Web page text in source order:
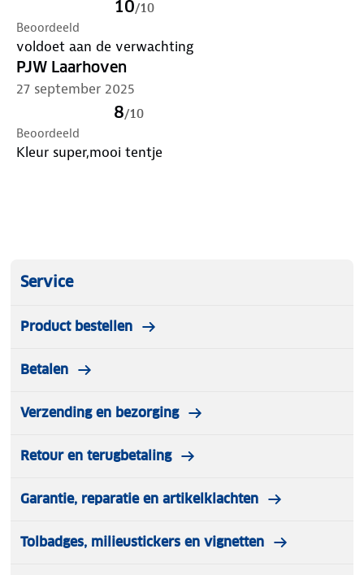
10/10
Beoordeeld
voldoet aan de verwachting
PJW Laarhoven
27 september 2025
8/10
Beoordeeld
Kleur super,mooi tentje
Service
Product bestellen
Betalen
Verzending en bezorging
Retour en terugbetaling
Garantie, reparatie en artikelklachten
Tolbadges, milieustickers en vignetten